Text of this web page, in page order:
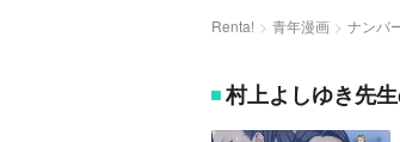
Renta! 青年漫画 ナンバ
村上よしゆき先